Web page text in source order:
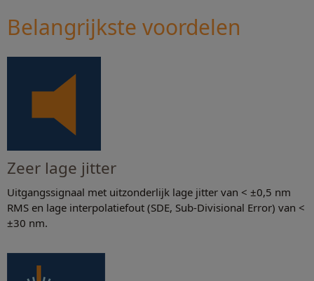
Belangrijkste voordelen
Zeer lage jitter
Uitgangssignaal met uitzonderlijk lage jitter van < ±0,5 nm
RMS en lage interpolatiefout (SDE, Sub-Divisional Error) van <
±30 nm.